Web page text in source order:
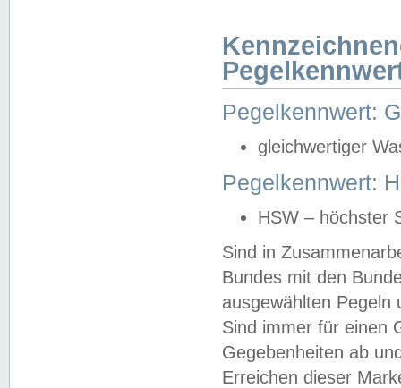
Pegelkennwert:
gleichwertiger
Pegelkennwert:
HSW – höchster
Sind in
Bundes mit den
ausgewählten
Sind immer für einen
Gegebenheiten ab
Erreichen dieser